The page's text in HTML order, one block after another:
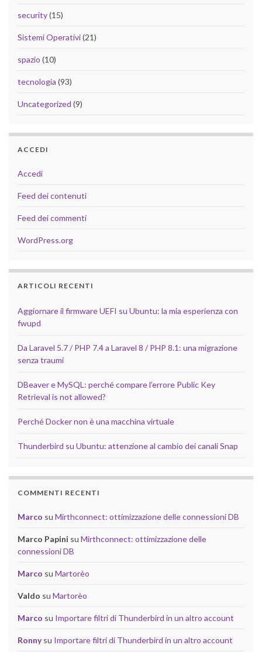
security(15)
Sistemi Operativi(21)
spazio (10)
tecnologia (93)
Uncategorized (9)
ACCEDI
Accedi
Feed dei contenuti
Feed dei commenti
WordPress.org
ARTICOLI RECENTI
Aggiornare il firmware UEFI su Ubuntu: la mia esperienza con
fwupd
Da Laravel 5.7 / PHP 7.4 a Laravel 8 / PHP 8.1: una migrazione
senza traumi
DBeaver e MySQL: perché compare l’errore Public Key
Retrieval is not allowed?
Perché Docker non è una macchina virtuale
Thunderbird su Ubuntu: attenzione al cambio dei canali Snap
COMMENTI RECENTI
Marco su Mirthconnect: ottimizzazione delle connessioni DB
Marco Papini su Mirthconnect: ottimizzazione delle
connessioni DB
Marco su Martorèo
Valdo su Martorèo
Marco su Importare filtri di Thunderbird in un altro account
Ronnysu Importare filtri di Thunderbird in un altro account